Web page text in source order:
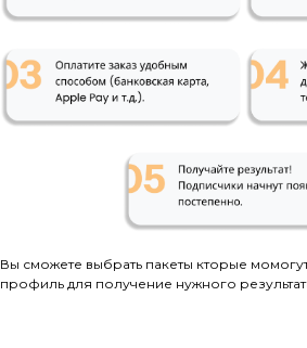
Вы сможете выбрать пакеты кторые
профиль для получение нужного